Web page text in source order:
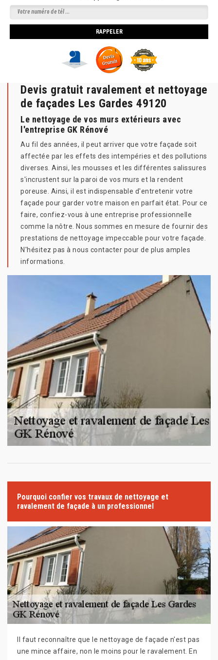
Devis gratuit ravalement et nettoyage
de façades Les Gardes 49120
Le nettoyage de vos murs extérieurs avec
l'entreprise GK Rénové
Au fil des années, il peut arriver que votre façade soit
affectée par les effets des intempéries et des pollutions
diverses. Ainsi, les mousses et les différentes salissures
s'incrustent sur la paroi de vos murs et la rendent
poreuse. Ainsi, il est indispensable d'entretenir votre
façade pour garder votre maison en parfait état. Pour ce
faire, confiez-vous à une entreprise professionnelle
comme la nôtre. Nous sommes en mesure de fournir des
prestations de nettoyage impeccable pour votre façade.
N'hésitez pas à nous contacter pour de plus amples
informations.
Pourquoi confier vos travaux de nettoyage et
ravalement de façade à un professionnel
Il faut reconnaître que le nettoyage de façade n'est pas
une mince affaire, non le moins pour le ravalement. En